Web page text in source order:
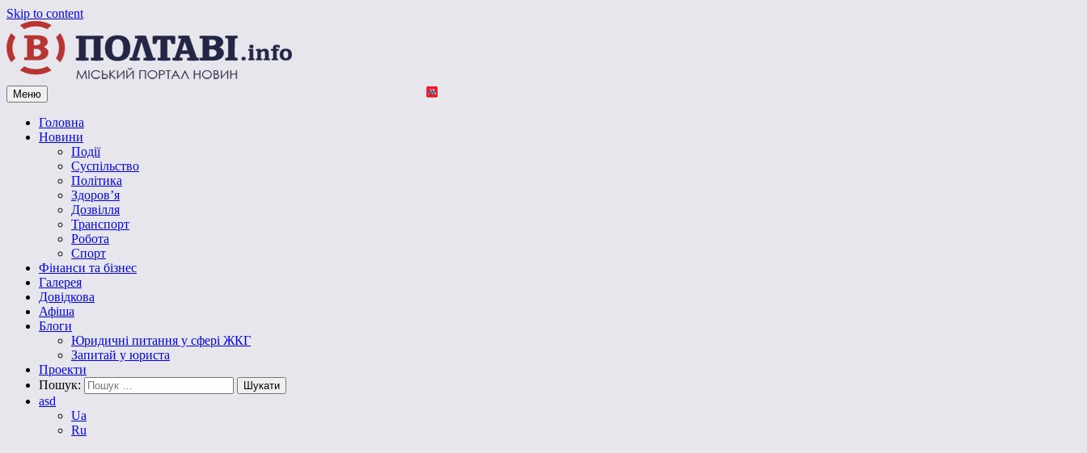
Skip to content
Vpoltave.info
Полтавський портал новин
Меню
Головна
Новини
Події
Суспільство
Політика
Здоров’я
Дозвілля
Транспорт
Робота
Спорт
Фінанси та бізнес
Галерея
Довідкова
Афіша
Блоги
Юридичні питання у сфері ЖКГ
Запитай у юриста
Проекти
Пошук:
asd
Ua
Ru